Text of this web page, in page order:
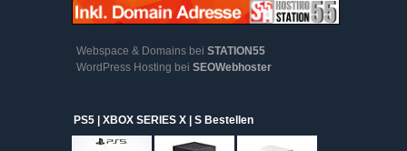
Webspace & Domains bei STATION55
WordPress Hosting bei SEOWebhoster
PS5 | XBOX SERIES X | S Bestellen